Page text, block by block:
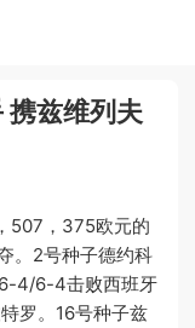
携兹维列夫
，375欧元的
。2号种子德约科
4/6-4击败西班牙
罗。16号种子兹